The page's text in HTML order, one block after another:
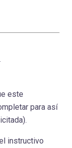
este
para así
instructivo